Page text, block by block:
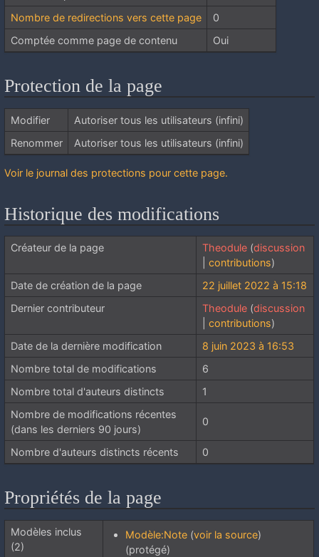
Nombre de redirections vers cette page
0
Comptée comme page de contenu
Oui
Protection de la page
Modifier
Autoriser tous les utilisateurs (infini)
Renommer
Autoriser tous les utilisateurs (infini)
Voir le journal des protections pour cette page.
Historique des modifications
Créateur de la page Theodule (discussion
contributions)
Date de création de la page
22 juillet 2022 à 15:18
Dernier contributeur
Theodule (discussion
contributions)
Date de la dernière modification
8 juin 2023 à 16:53
Nombre total de modifications
6
Nombre total d'auteurs distincts
1
Nombre de modifications récentes
(dans les derniers 90 jours)
0
Nombre d'auteurs distincts récents 0
Propriétés de la page
Modèles inclus
(2)
Modèle:Note(voir la source)
(protégé)